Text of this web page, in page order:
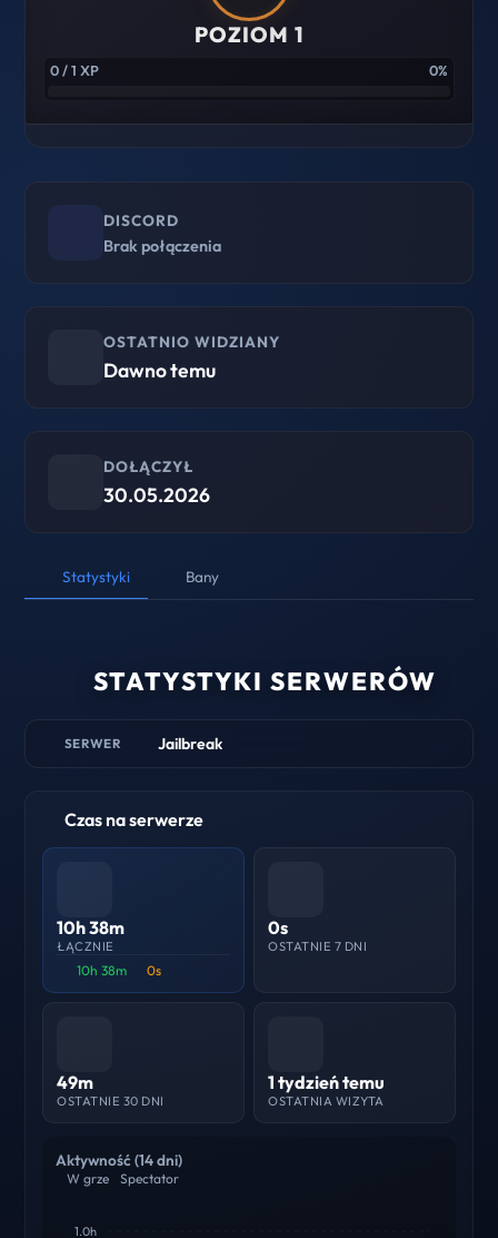
POZIOM 1
0 / 1 XP 0%
DISCORD
Brak połączenia
OSTATNIO WIDZIANY
Dawno temu
DOŁĄCZYŁ
30.05.2026
Statystyki Bany
STATYSTYKI SERWERÓW
SERWER Jailbreak
Czas na serwerze
10h 38m
ŁĄCZNIE
10h 38m 0s
0s
OSTATNIE 7 DNI
49m
OSTATNIE 30 DNI
1 tydzień temu
OSTATNIA WIZYTA
Aktywność (14 dni)
W grze Spectator
1.0h